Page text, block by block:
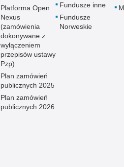
Platforma Open
Nexus
(zamówienia
dokonywane z
wyłączeniem
przepisów ustawy
Pzp)
Plan zamówień
publicznych 2025
Plan zamówień
publicznych 2026
Fundusze inne
Fundusze
Norweskie